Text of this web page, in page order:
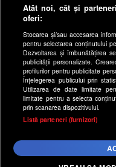
Acest site este creat si
Atât noi, cât și
oferi:
Stocarea și/sau accesarea
pentru selectarea conținutului
Dezvoltarea și îmbunătățirea
publicității personalizate.
profilurilor pentru publicitate
Înțelegerea publicului prin
Utilizarea de date limitate
limitate pentru a selecta
prin scanarea dispozitivului.
Listă parteneri (furnizori)